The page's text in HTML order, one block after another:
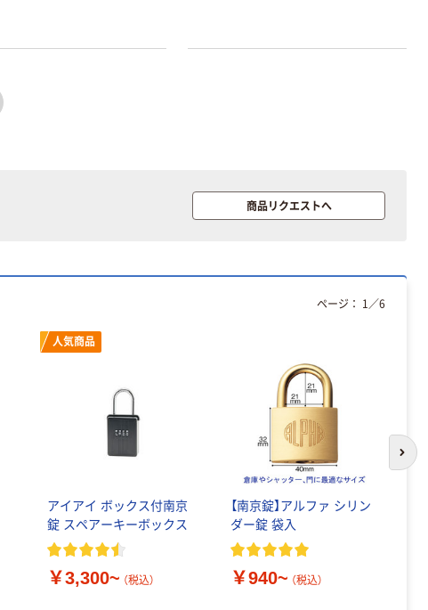
商品リクエストへ
人気商品
アイアイ ボックス付南京
錠 スペアーキーボックス
￥3,300~ （税込）
【南京錠】アルファ シリン
ダー錠 袋入
￥940~ （税込）
ページ： 1 ／6
次